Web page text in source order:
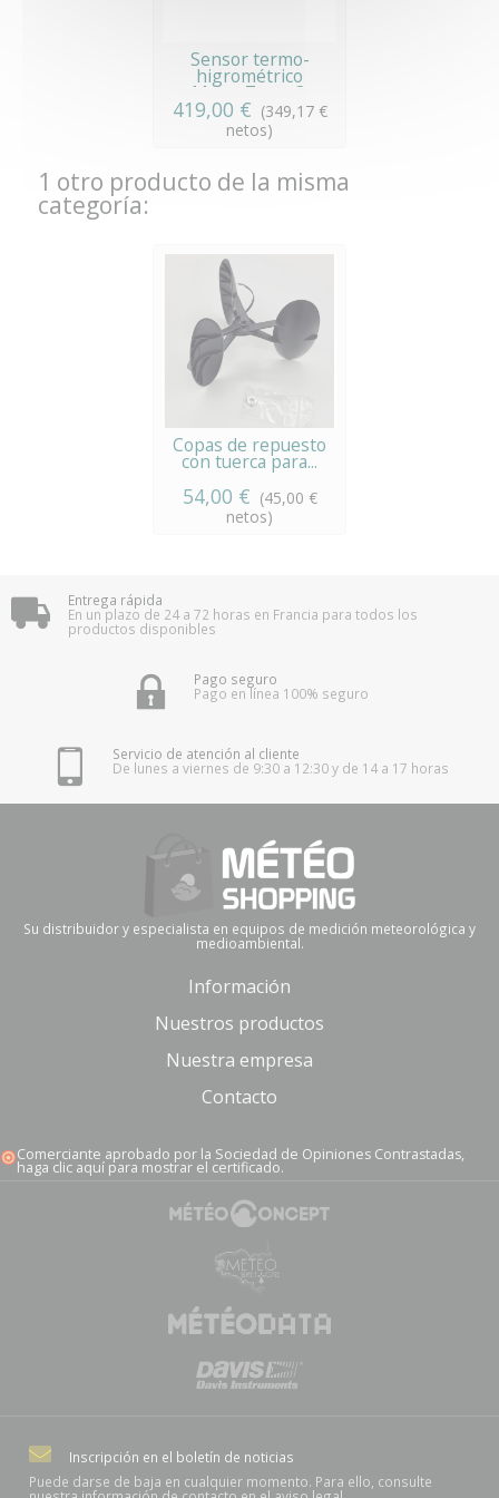
Sensor termo-
higrométrico
MeteoTemp®
419,00 € (349,17 €
netos)
1 otro producto de la misma
categoría:
Copas de repuesto
con tuerca para...
54,00 € (45,00 €
netos)
Entrega rápida
En un plazo de 24 a 72 horas en Francia para todos los
productos disponibles
Pago seguro
Pago en línea 100% seguro
Servicio de atención al cliente
De lunes a viernes de 9:30 a 12:30 y de 14 a 17 horas
Su distribuidor y especialista en equipos de medición meteorológica y
medioambiental.
Información
Nuestros productos
Nuestra empresa
Contacto
Comerciante aprobado por la Sociedad de Opiniones Contrastadas,
haga clic aquí para mostrar el certificado.
Inscripción en el boletín de noticias
Puede darse de baja en cualquier momento. Para ello, consulte